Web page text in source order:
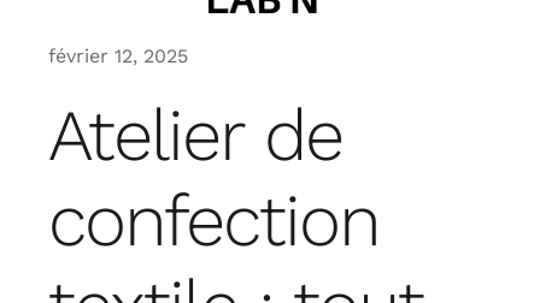
L’atelier de confection
février 12, 2025
Atelier de
confection